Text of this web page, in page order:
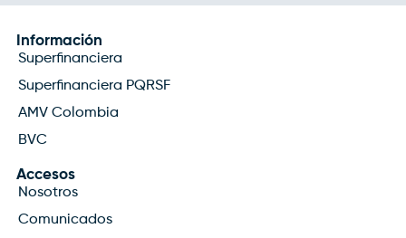
Información
Superfinanciera
Superfinanciera PQRSF
AMV Colombia
BVC
Accesos
Nosotros
Comunicados